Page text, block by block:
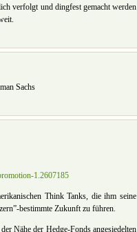
verfolgt und dingfest gemacht werden
Sachs
1.2607185
Think Tanks, die ihm seine
bestimmte Zukunft zu führen.
Nähe der Hedge-Fonds angesiedelten